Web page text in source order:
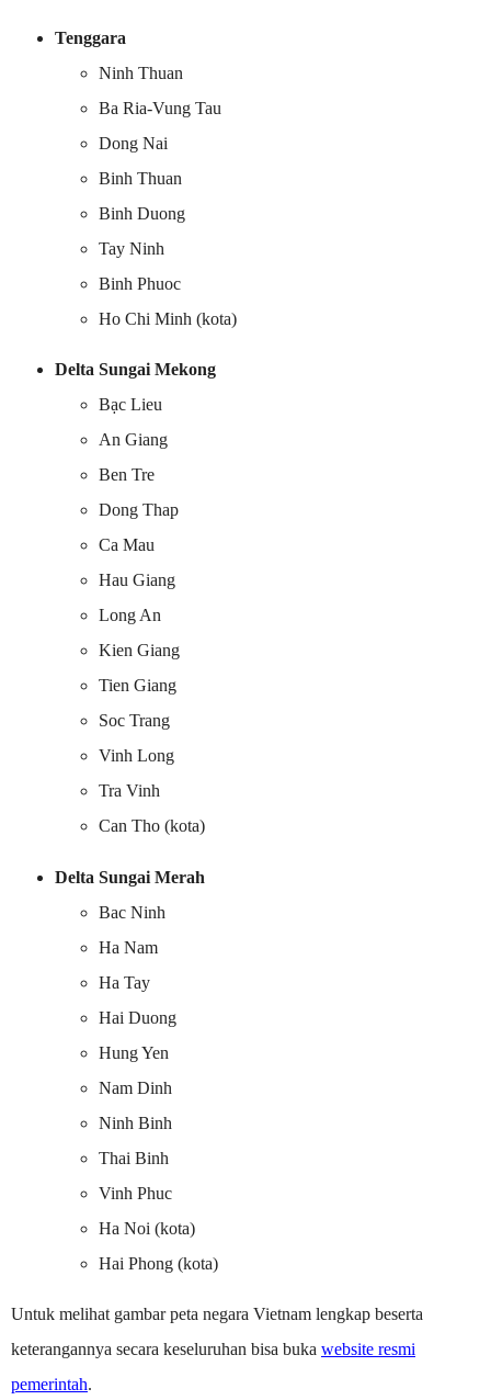
Tenggara
Ninh Thuan
Ba Ria-Vung Tau
Dong Nai
Binh Thuan
Binh Duong
Tay Ninh
Binh Phuoc
Ho Chi Minh (kota)
Delta Sungai Mekong
Bạc Lieu
An Giang
Ben Tre
Dong Thap
Ca Mau
Hau Giang
Long An
Kien Giang
Tien Giang
Soc Trang
Vinh Long
Tra Vinh
Can Tho (kota)
Delta Sungai Merah
Bac Ninh
Ha Nam
Ha Tay
Hai Duong
Hung Yen
Nam Dinh
Ninh Binh
Thai Binh
Vinh Phuc
Ha Noi (kota)
Hai Phong (kota)
Untuk melihat gambar peta negara Vietnam lengkap beserta
keterangannya secara keseluruhan bisa buka website resmi
pemerintah.